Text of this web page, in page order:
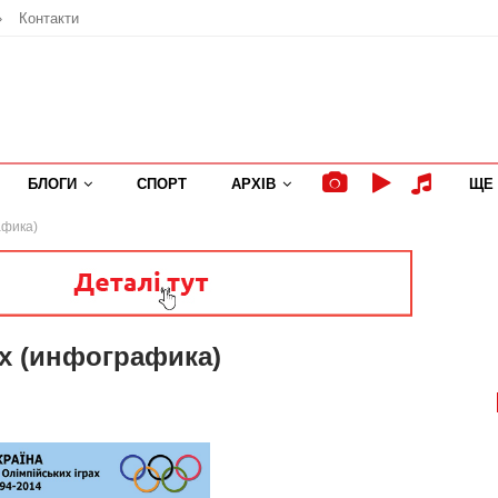
Контакти
БЛОГИ СПОРТ АРХІВ ЩЕ
(инфографика)